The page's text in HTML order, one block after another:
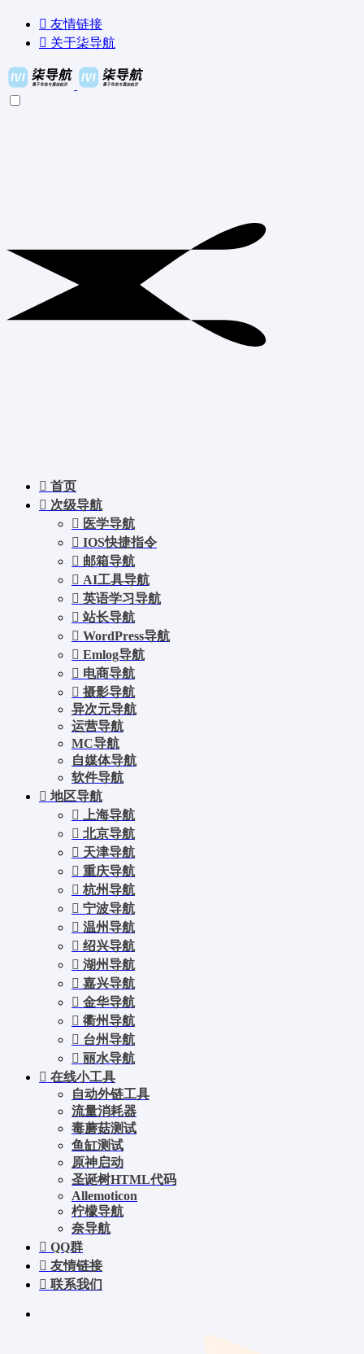
友情链接
关于柒导航
首页
次级导航
医学导航
IOS快捷指令
邮箱导航
AI工具导航
英语学习导航
站长导航
WordPress导航
Emlog导航
电商导航
摄影导航
异次元导航
运营导航
MC导航
自媒体导航
软件导航
地区导航
上海导航
北京导航
天津导航
重庆导航
杭州导航
宁波导航
温州导航
绍兴导航
湖州导航
嘉兴导航
金华导航
衢州导航
台州导航
丽水导航
在线小工具
自动外链工具
流量消耗器
毒蘑菇测试
鱼缸测试
原神启动
圣诞树HTML代码
Allemoticon
柠檬导航
奈导航
QQ群
友情链接
联系我们